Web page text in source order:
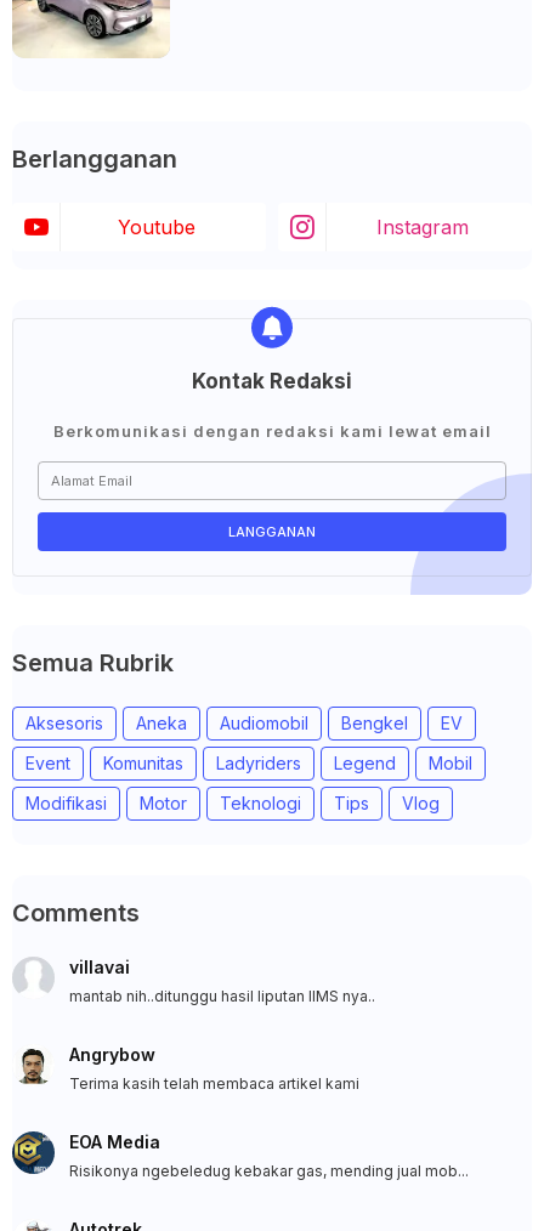
Berlangganan
Youtube Instagram
Kontak Redaksi
Berkomunikasi dengan redaksi kami lewat email
Semua Rubrik
Aksesoris Aneka Audiomobil Bengkel
EV
Event
Komunitas Ladyriders Legend
Mobil
Modifikasi
Motor Teknologi Tips Vlog
Comments
villavai
mantab nih..ditunggu hasil liputan IIMS nya..
Angrybow
Terima kasih telah membaca artikel kami
EOA Media
Risikonya ngebeledug kebakar gas, mending jual mob...